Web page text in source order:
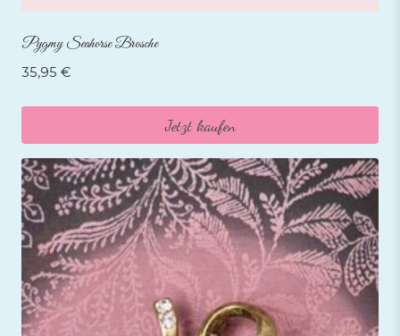
Pygmy Seahorse Brosche
35,95 €
Jetzt kaufen